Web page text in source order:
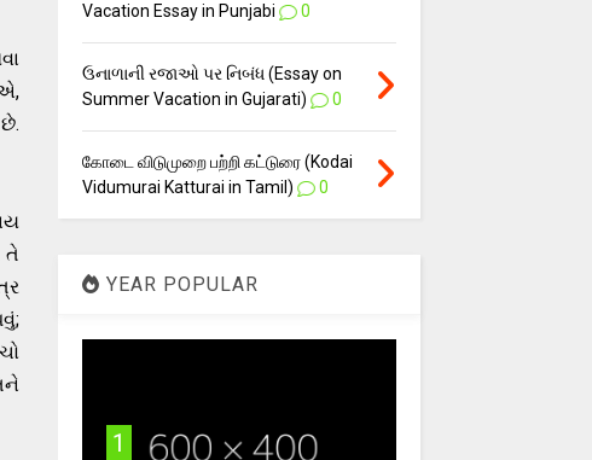
તે
Vacation Essay in Punjabi
0
ઉનાળાની રજાઓ પર નિબંધ (Essay on
Summer Vacation in Gujarati)
0
கோடை விடுமுறை பற்றி கட்டுரை (Kodai
Vidumurai Katturai in Tamil)
0
YEAR POPULAR
1